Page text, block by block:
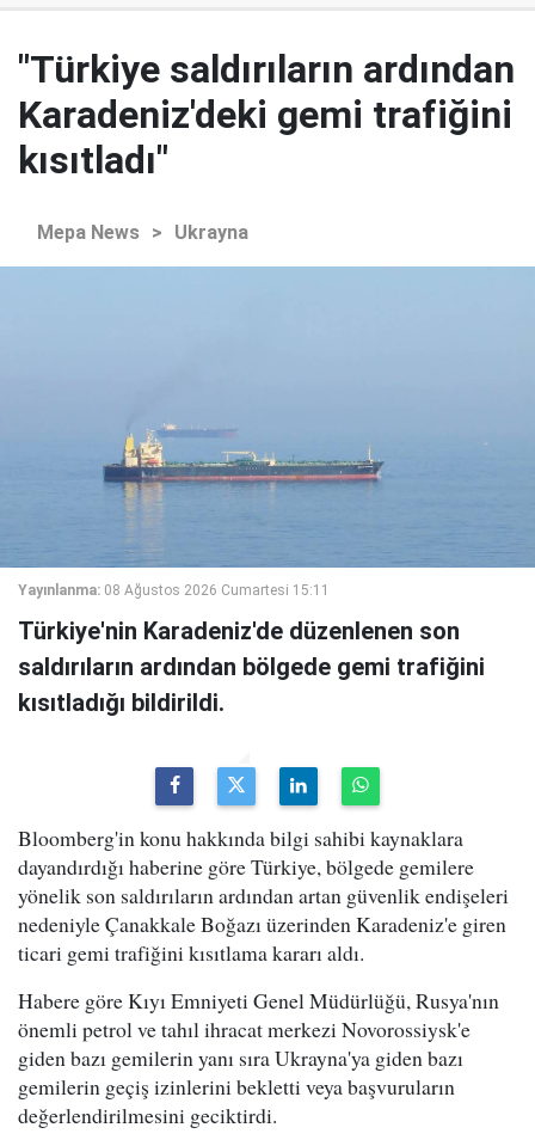
"Türkiye saldırıların ardından
Karadeniz'deki gemi trafiğini
kısıtladı"
Mepa News > Ukrayna
Yayınlanma: 08 Ağustos 2026 Cumartesi 15:11
Türkiye'nin Karadeniz'de düzenlenen son
saldırıların ardından bölgede gemi trafiğini
kısıtladığı bildirildi.
Bloomberg'in konu hakkında bilgi sahibi kaynaklara
dayandırdığı haberine göre Türkiye, bölgede gemilere
yönelik son saldırıların ardından artan güvenlik endişeleri
nedeniyle Çanakkale Boğazı üzerinden Karadeniz'e giren
ticari gemi trafiğini kısıtlama kararı aldı.
Habere göre Kıyı Emniyeti Genel Müdürlüğü, Rusya'nın
önemli petrol ve tahıl ihracat merkezi Novorossiysk'e
giden bazı gemilerin yanı sıra Ukrayna'ya giden bazı
gemilerin geçiş izinlerini bekletti veya başvuruların
değerlendirilmesini geciktirdi.